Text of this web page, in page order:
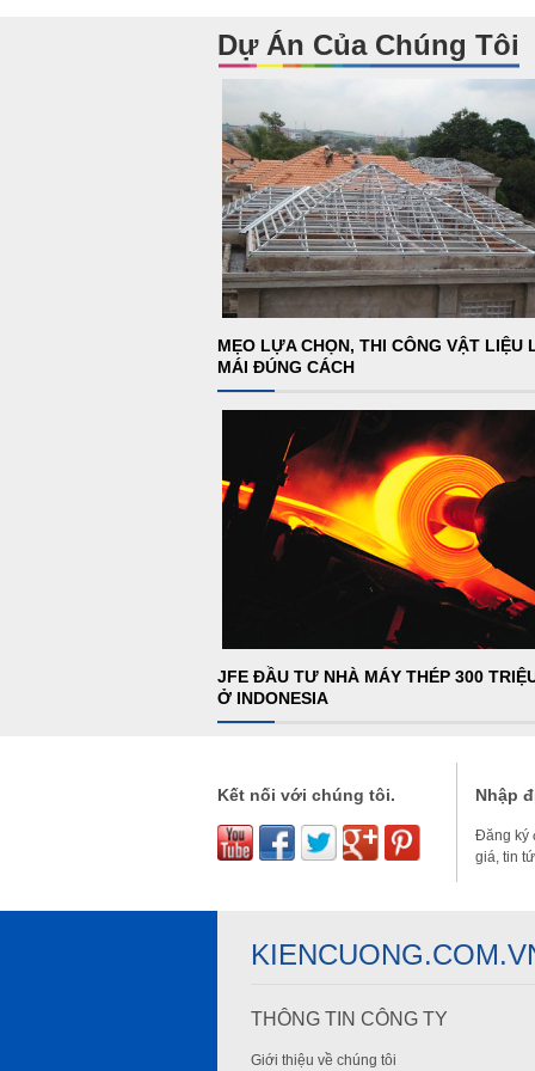
Dự Án Của Chúng Tôi
MẸO LỰA CHỌN, THI CÔNG VẬT LIỆU
MÁI ĐÚNG CÁCH
JFE ĐẦU TƯ NHÀ MÁY THÉP 300
Ở INDONESIA
Kết nối với chúng tôi. Nhập
Đăng ký
giá, tin
THÔNG TIN CÔNG TY
Giới thiệu về chúng tôi